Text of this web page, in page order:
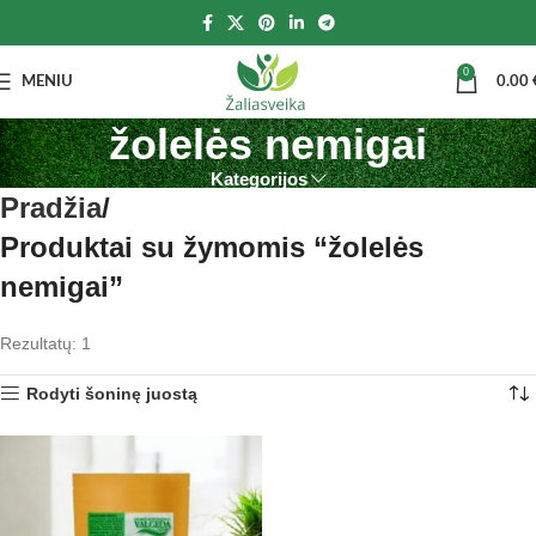
MENIU
0
0.00
žolelės nemigai
Kategorijos
Pradžia
Produktai su žymomis “žolelės
nemigai”
Rezultatų: 1
Rodyti šoninę juostą